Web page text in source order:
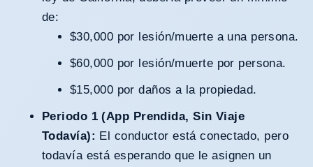
de:
$30,000 por lesión/muerte a una persona.
$60,000 por lesión/muerte por persona.
$15,000 por daños a la propiedad.
Periodo 1 (App Prendida, Sin Viaje
Todavía): El conductor está conectado, pero
todavía está esperando que le asignen un